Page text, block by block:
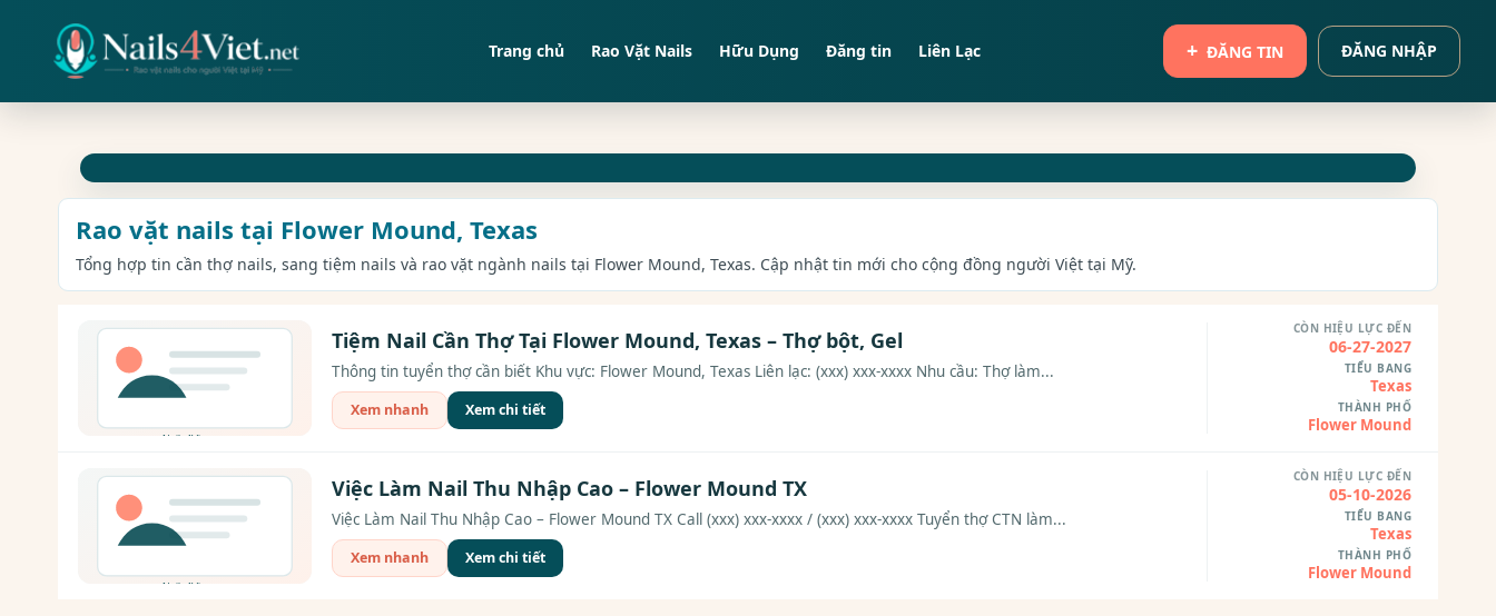
Trang chủ Rao Vặt Nails Hữu Dụng Đăng tin Liên Lạc ĐĂNG TIN ĐĂNG NHẬP
Rao vặt nails tại Flower Mound, Texas
Tổng hợp tin cần thợ nails, sang tiệm nails và rao vặt ngành nails tại Flower Mound, Texas. Cập nhật tin mới cho cộng đồng người Việt tại Mỹ.
Tiệm Nail Cần Thợ Tại Flower Mound, Texas – Thợ bột, Gel
Thông tin tuyển thợ cần biết Khu vực: Flower Mound, Texas Liên lạc: (xxx) xxx-xxxx Nhu cầu: Thợ làm...
Xem nhanh Xem chi tiết
CÒN HIỆU LỰC ĐẾN
06-27-2027
TIỂU BANG
Texas
THÀNH PHỐ
Flower Mound
Việc Làm Nail Thu Nhập Cao – Flower Mound TX
Việc Làm Nail Thu Nhập Cao – Flower Mound TX Call (xxx) xxx-xxxx / (xxx) xxx-xxxx Tuyển thợ CTN làm...
Xem nhanh Xem chi tiết
CÒN HIỆU LỰC ĐẾN
05-10-2026
TIỂU BANG
Texas
THÀNH PHỐ
Flower Mound